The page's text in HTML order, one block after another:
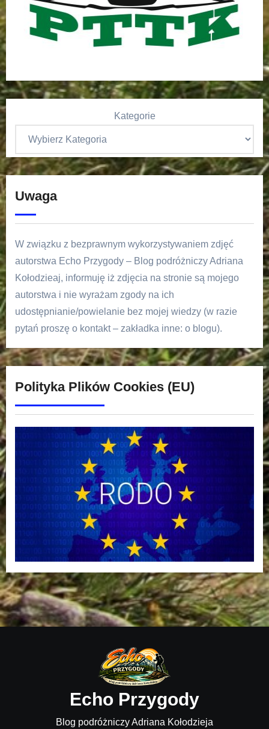
Kategorie
Uwaga
W związku z bezprawnym wykorzystywaniem zdjęć
autorstwa Echo Przygody – Blog podróżniczy Adriana
Kołodzieaj, informuję iż zdjęcia na stronie są mojego
autorstwa i nie wyrażam zgody na ich
udostępnianie/powielanie bez mojej wiedzy (w razie
pytań proszę o kontakt – zakładka inne: o blogu).
Polityka Plików Cookies (EU)
Echo Przygody
Blog podróżniczy Adriana Kołodzieja